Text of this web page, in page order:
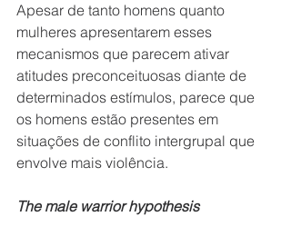
Apesar de tanto homens quanto
mulheres apresentarem esses
mecanismos que parecem ativar
atitudes preconceituosas diante de
determinados estímulos, parece que
os homens estão presentes em
situações de conflito intergrupal que
envolve mais violência.
The male warrior hypothesis